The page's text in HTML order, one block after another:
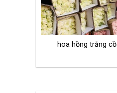
hoa hồng trắng cồ